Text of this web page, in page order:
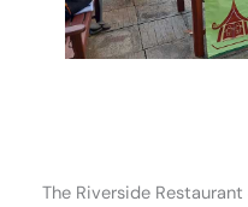
ous
The Riverside